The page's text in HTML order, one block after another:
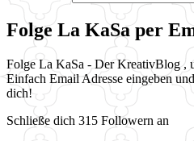
Folge La KaSa per
Folge La KaSa - Der KreativBlog ,
Einfach Email Adresse eingeben
dich!
Schließe dich 315 Followern an